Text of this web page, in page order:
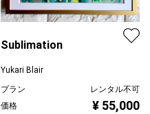
Sublimation
Yukari Blair
プラン
レンタル不可
価格
¥ 55,000